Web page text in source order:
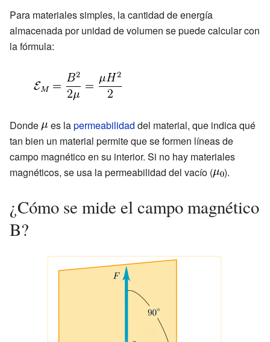
Para materiales simples, la cantidad de energía
almacenada por unidad de volumen se puede calcular con
la fórmula:
Donde es lapermeabilidad del material, que indica qué
tan bien un material permite que se formen líneas de
campo magnético en su interior. Si no hay materiales
magnéticos, se usa la permeabilidad del vacío (
).
¿Cómo se mide el campo magnético
B?